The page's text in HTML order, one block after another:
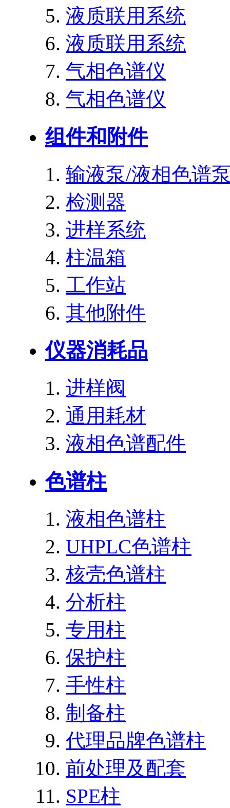
液质联用系统
液质联用系统
气相色谱仪
气相色谱仪
组件和附件
输液泵/液相色谱
检测器
进样系统
柱温箱
工作站
其他附件
仪器消耗品
进样阀
通用耗材
液相色谱配件
色谱柱
液相色谱柱
UHPLC色谱柱
核壳色谱柱
分析柱
专用柱
保护柱
手性柱
制备柱
代理品牌色谱柱
前处理及配套
SPE柱